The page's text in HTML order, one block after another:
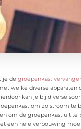
je de groepenkast
welke diverse apparaten
kan je bij diverse
om zo stroom te
om de groepenkast uit
een hele verbouwing